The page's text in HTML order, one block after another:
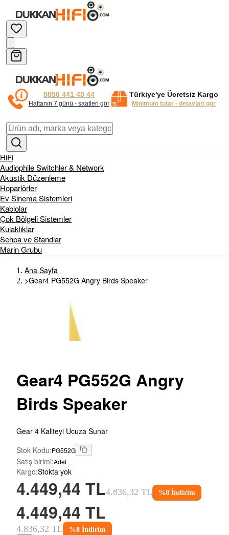
0850 441 40 44
Haftanın 7 günü - saatleri gör
Türkiye'ye Ücretsiz Kargo
Minimum tutar - detayları gör
HiFi
Audiophile Switchler & Network
Akustik Düzenleme
Hoparlörler
Ev Sinema Sistemleri
Kablolar
Çok Bölgeli Sistemler
Kulaklıklar
Sehpa ve Standlar
Marin Grubu
Ana Sayfa
>Gear4 PG552G Angry Birds Speaker
Gear4 PG552G Angry
Birds Speaker
Gear 4 Kaliteyi Ucuza Sunar
Stok Kodu:PG552G
Satış birimi:Adet
Kargo:Stokta yok
4.449,44 TL4.836,32 TL %8 İndirim
4.449,44 TL
4.836,32 TL %8 İndirim